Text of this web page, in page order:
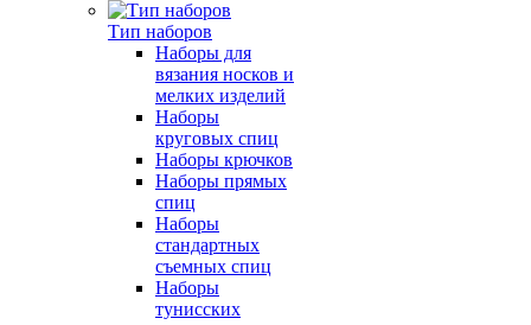
Тип наборов
Наборы для
вязания носков и
мелких изделий
Наборы
круговых спиц
Наборы крючков
Наборы прямых
спиц
Наборы
стандартных
съемных спиц
Наборы
тунисских